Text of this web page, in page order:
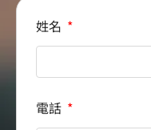
姓名
電話